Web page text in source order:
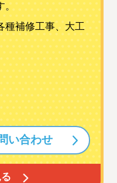
。
種補修工事、大工
い合わせ